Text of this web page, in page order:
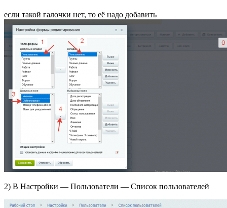
если такой галочки нет, то её надо добавить
2) В Настройки — Пользователи — Список пользователей